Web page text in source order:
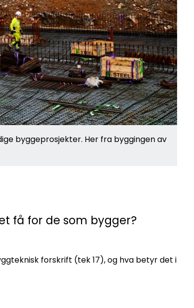
byggeprosjekter. Her fra byggingen av
få for de som bygger?
forskrift (tek 17), og hva betyr det i